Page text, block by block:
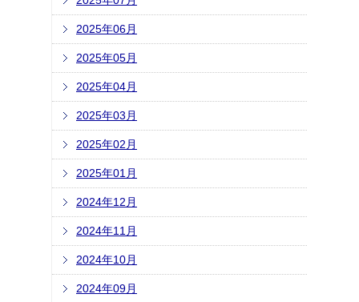
2025年06月
2025年05月
2025年04月
2025年03月
2025年02月
2025年01月
2024年12月
2024年11月
2024年10月
2024年09月